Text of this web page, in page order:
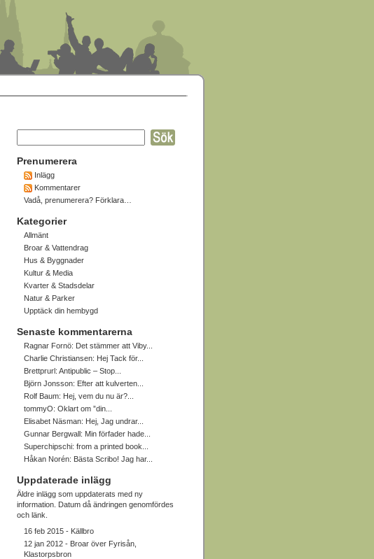
Prenumerera
Inlägg
Kommentarer
Vadå, prenumerera? Förklara…
Kategorier
Allmänt
Broar & Vattendrag
Hus & Byggnader
Kultur & Media
Kvarter & Stadsdelar
Natur & Parker
Upptäck din hembygd
Senaste kommentarerna
Ragnar Fornö: Det stämmer att Viby...
Charlie Christiansen: Hej Tack för...
Brettprurl: Antipublic – Stop...
Björn Jonsson: Efter att kulverten...
Rolf Baum: Hej, vem du nu är?...
tommyO: Oklart om ”din...
Elisabet Näsman: Hej, Jag undrar...
Gunnar Bergwall: Min förfader hade...
Superchipschi: from a printed book...
Håkan Norén: Bästa Scribo! Jag har...
Uppdaterade inlägg
Äldre inlägg som uppdaterats med ny
information. Datum då ändringen genomfördes
och länk.
16 feb 2015 - Källbro
12 jan 2012 - Broar över Fyrisån,
Klastorpsbron